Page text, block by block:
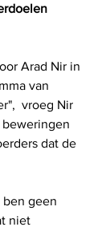
Arad Nir in
van
vroeg Nir
dat de
ben geen
niet